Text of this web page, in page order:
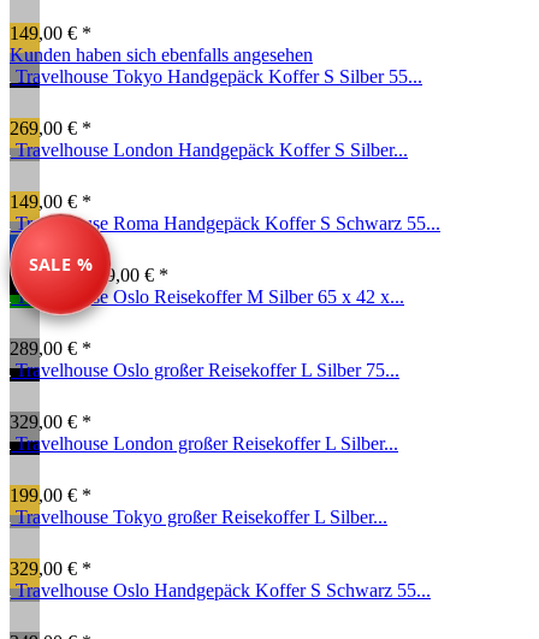
149,00 € *
Kunden haben sich ebenfalls angesehen
Travelhouse Tokyo Handgepäck Koffer S Silber 55...
269,00 € *
Travelhouse London Handgepäck Koffer S Silber...
149,00 € *
SALE %
Travelhouse Roma Handgepäck Koffer S Schwarz 55...
99,00 € *149,00 € *
Travelhouse Oslo Reisekoffer M Silber 65 x 42 x...
289,00 € *
Travelhouse Oslo großer Reisekoffer L Silber 75...
329,00 € *
Travelhouse London großer Reisekoffer L Silber...
199,00 € *
Travelhouse Tokyo großer Reisekoffer L Silber...
329,00 € *
Travelhouse Oslo Handgepäck Koffer S Schwarz 55...